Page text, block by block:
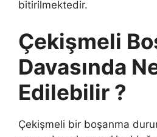
bitirilmektedir.
Çekişmeli
Davasında
Edilebilir ?
Çekişmeli bir boşanma